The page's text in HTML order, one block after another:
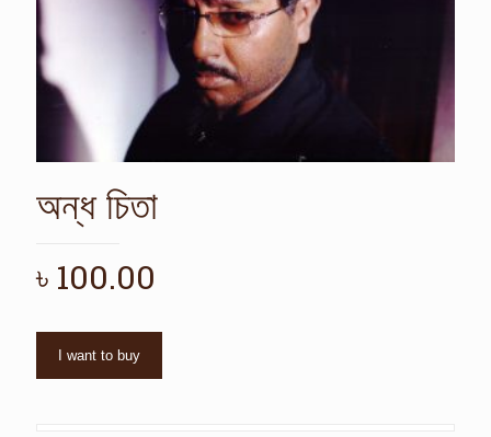
অন্ধ চিতা
৳ 100.00
I want to buy